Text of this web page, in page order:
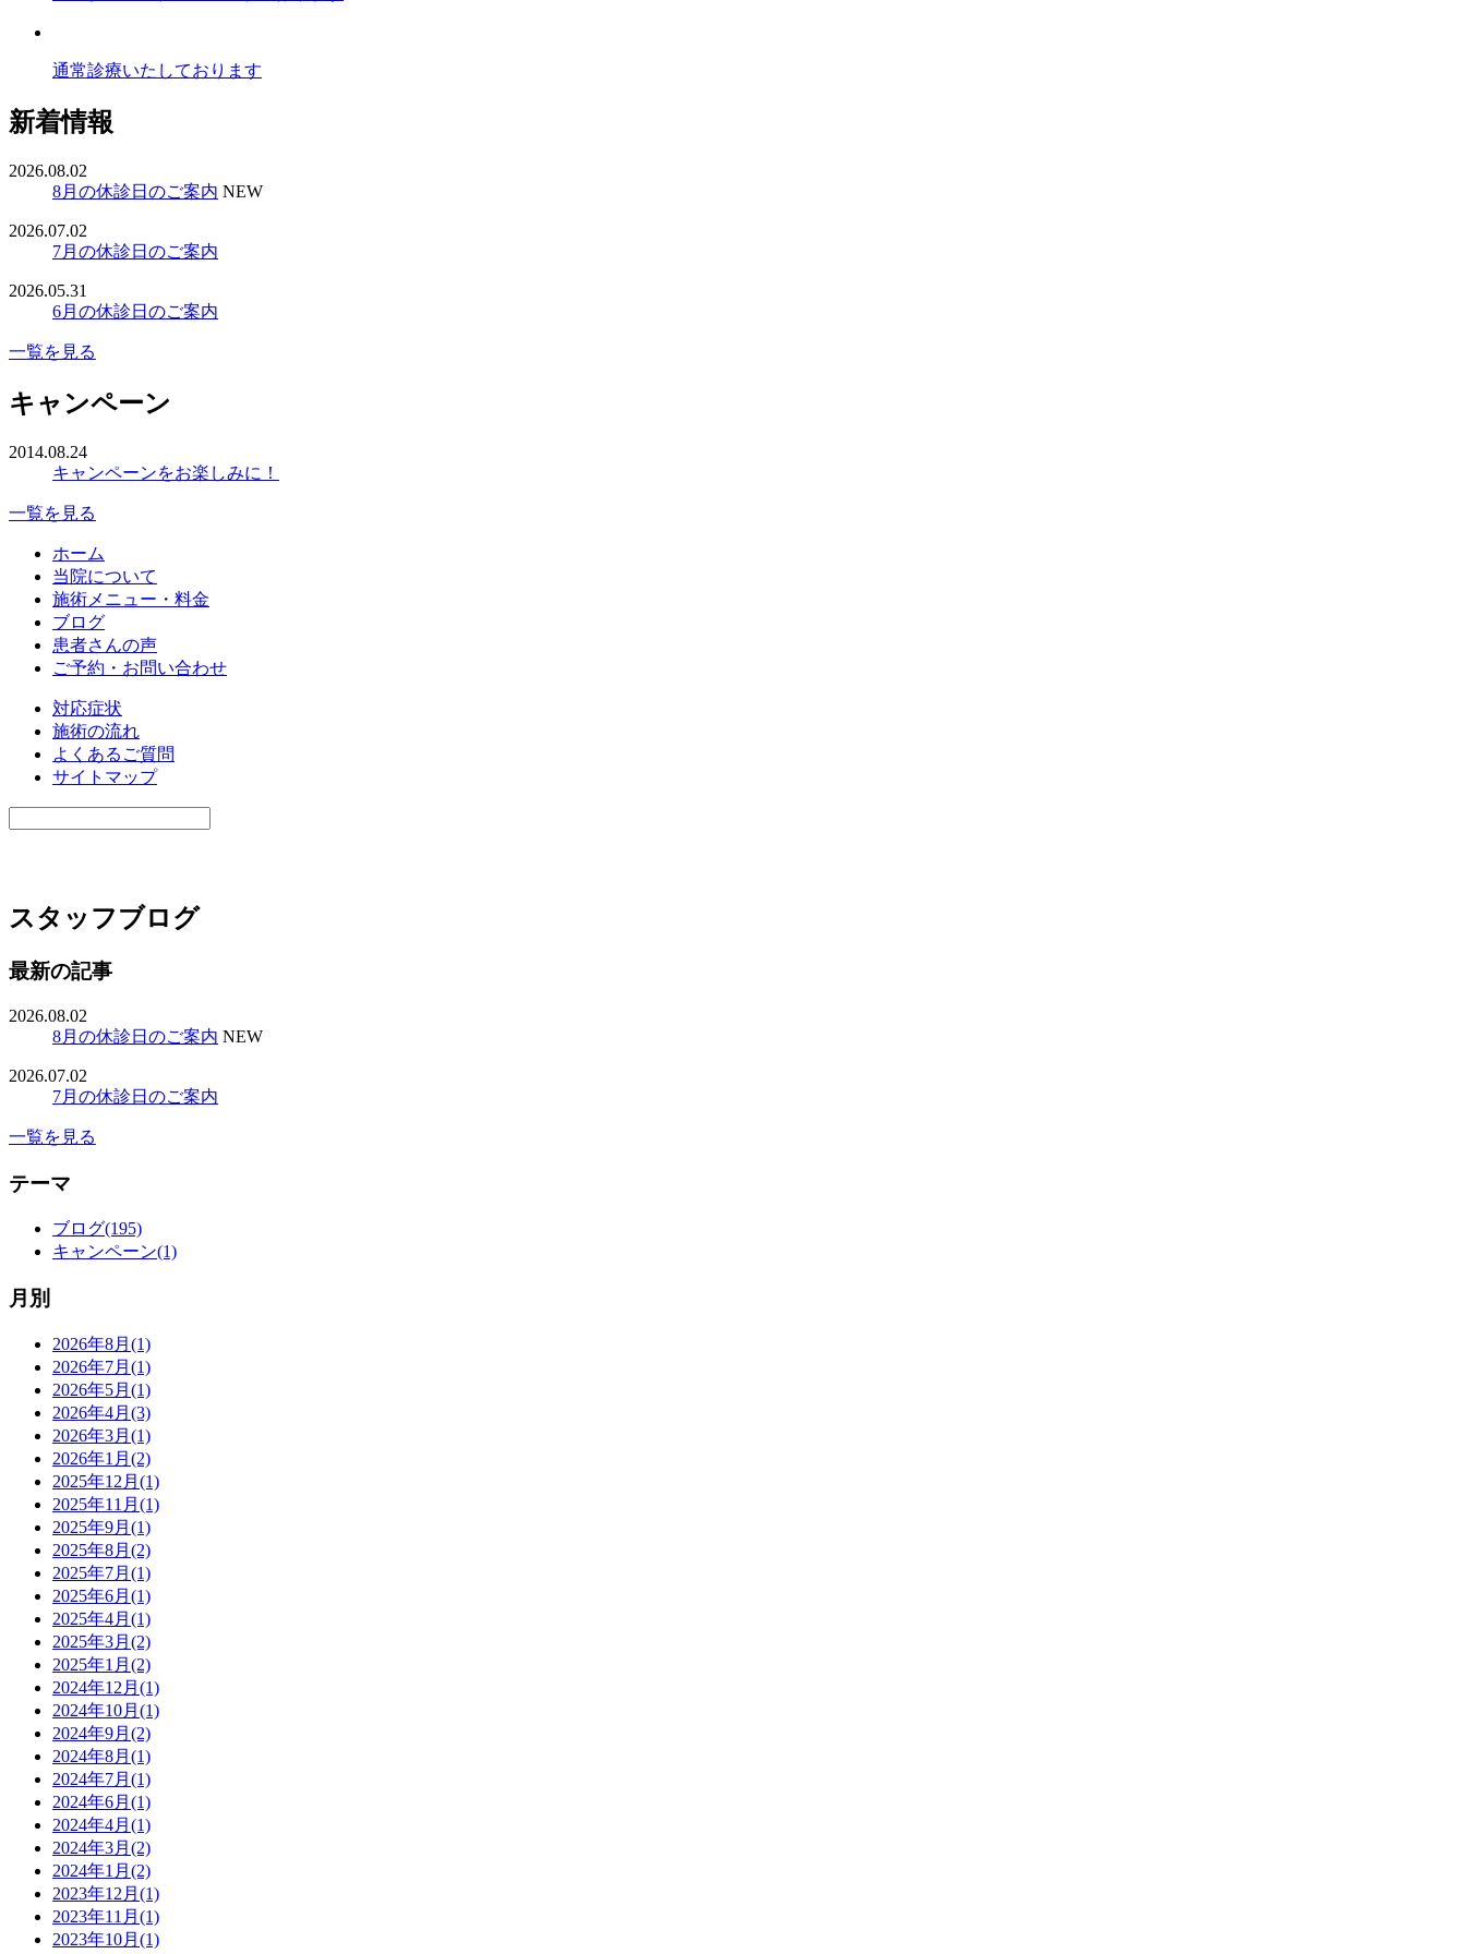
通常診療いたしております
新着情報
2026.08.02
8月の休診日のご案内 NEW
2026.07.02
7月の休診日のご案内
2026.05.31
6月の休診日のご案内
一覧を見る
キャンペーン
2014.08.24
キャンペーンをお楽しみに！
一覧を見る
ホーム
当院について
施術メニュー・料金
ブログ
患者さんの声
ご予約・お問い合わせ
対応症状
施術の流れ
よくあるご質問
サイトマップ
スタッフブログ
最新の記事
2026.08.02
8月の休診日のご案内 NEW
2026.07.02
7月の休診日のご案内
一覧を見る
テーマ
ブログ(195)
キャンペーン(1)
月別
2026年8月(1)
2026年7月(1)
2026年5月(1)
2026年4月(3)
2026年3月(1)
2026年1月(2)
2025年12月(1)
2025年11月(1)
2025年9月(1)
2025年8月(2)
2025年7月(1)
2025年6月(1)
2025年4月(1)
2025年3月(2)
2025年1月(2)
2024年12月(1)
2024年10月(1)
2024年9月(2)
2024年8月(1)
2024年7月(1)
2024年6月(1)
2024年4月(1)
2024年3月(2)
2024年1月(2)
2023年12月(1)
2023年11月(1)
2023年10月(1)